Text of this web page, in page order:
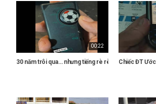
00:22
30 năm trôi qua… nhưng tiếng rè rè từ chiếc radio
Chiếc ĐT